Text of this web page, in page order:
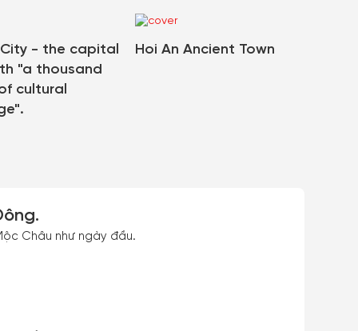
- the capital
"a thousand
cultural
Hoi An Ancient Town
Châu như ngày đầu.